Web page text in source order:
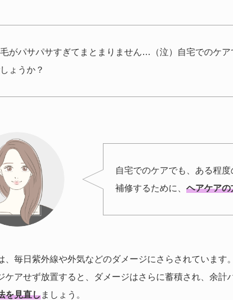
がパサパサすぎてまとまりません…（泣）自宅でのケア
ょうか？
自宅でのケアでも、ある程度
補修するために、 ヘアケア
、毎日紫外線や外気などのダメージにさらされています。
ケアせず放置すると、ダメージはさらに蓄積され、余計
を見直しましょう。